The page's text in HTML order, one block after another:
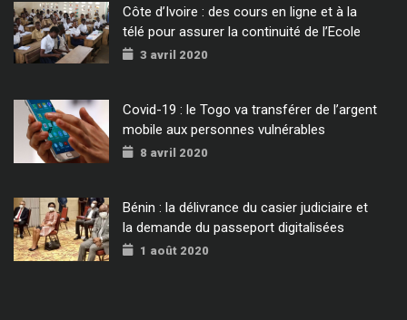
Côte d’Ivoire : des cours en ligne et à la
télé pour assurer la continuité de l’Ecole
3 avril 2020
Covid-19 : le Togo va transférer de l’argent
mobile aux personnes vulnérables
8 avril 2020
Bénin : la délivrance du casier judiciaire et
la demande du passeport digitalisées
1 août 2020